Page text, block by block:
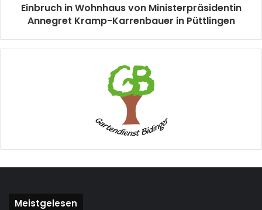
Einbruch in Wohnhaus von Ministerpräsidentin
Annegret Kramp-Karrenbauer in Püttlingen
Meistgelesen